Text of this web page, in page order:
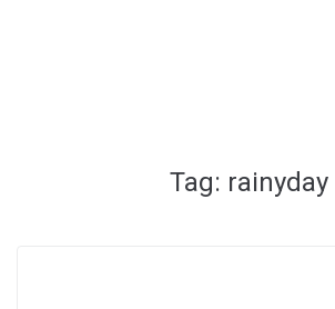
Tag: rainyday